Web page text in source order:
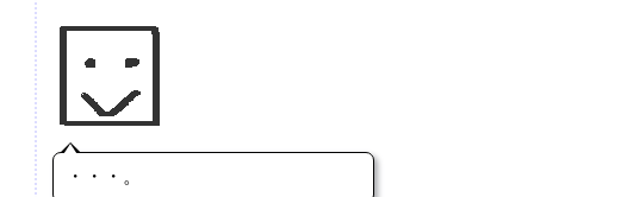
・・・。